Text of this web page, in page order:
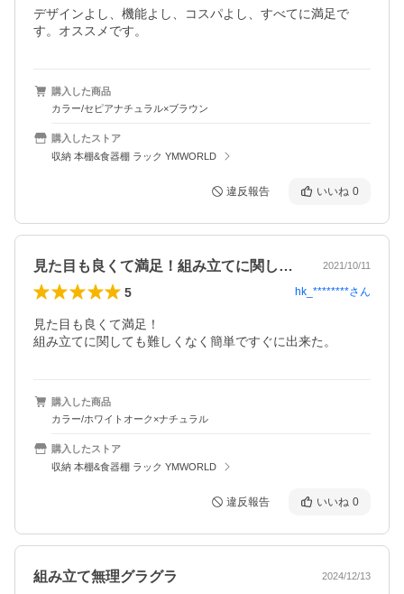
デザインよし、機能よし、コスパよし、すべてに満足で
す。オススメです。
購入した商品
カラー/セピアナチュラル×ブラウン
購入したストア
収納 本棚&食器棚 ラック YMWORLD
違反報告 いいね 0
見た目も良くて満足！組み立てに関しても… 2021/10/11
5 hk_********さん
見た目も良くて満足！
組み立てに関しても難しくなく簡単ですぐに出来た。
購入した商品
カラー/ホワイトオーク×ナチュラル
購入したストア
収納 本棚&食器棚 ラック YMWORLD
違反報告 いいね 0
組み立て無理グラグラ 2024/12/13